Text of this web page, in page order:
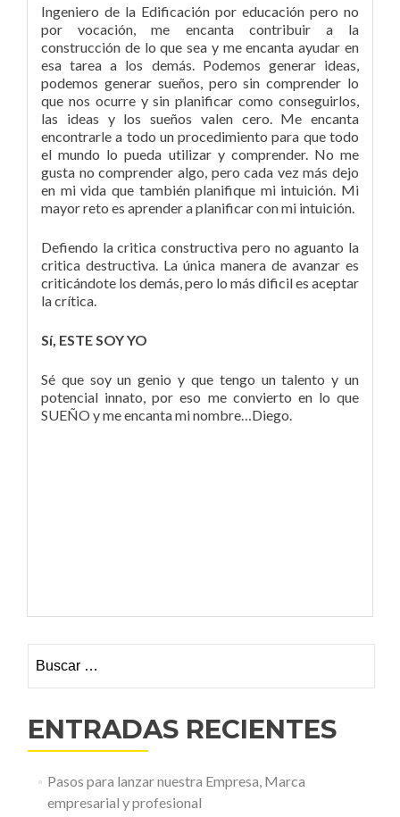
Ingeniero de la Edificación por educación pero no
por vocación, me encanta contribuir a la
construcción de lo que sea y me encanta ayudar en
esa tarea a los demás. Podemos generar ideas,
podemos generar sueños, pero sin comprender lo
que nos ocurre y sin planificar como conseguirlos,
las ideas y los sueños valen cero. Me encanta
encontrarle a todo un procedimiento para que todo
el mundo lo pueda utilizar y comprender. No me
gusta no comprender algo, pero cada vez más dejo
en mi vida que también planifique mi intuición. Mi
mayor reto es aprender a planificar con mi intuición.
Defiendo la critica constructiva pero no aguanto la
critica destructiva. La única manera de avanzar es
criticándote los demás, pero lo más dificil es aceptar
la crítica.
Sí, ESTE SOY YO
Sé que soy un genio y que tengo un talento y un
potencial innato, por eso me convierto en lo que
SUEÑO y me encanta mi nombre…Diego.
ENTRADAS RECIENTES
Pasos para lanzar nuestra Empresa, Marca
empresarial y profesional